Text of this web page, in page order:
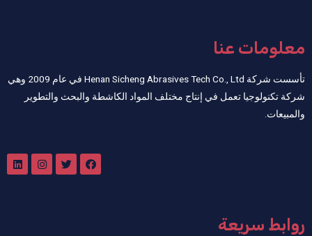
معلومات عنا
تأسست شركة Henan Sicheng Abrasives Tech Co., Ltd في عام 2009 وهي
شركة تكنولوجيا تعمل في إنتاج مختلف المواد الكاشطة والبحث والتطوير
والمبيعات.
روابط سريعة